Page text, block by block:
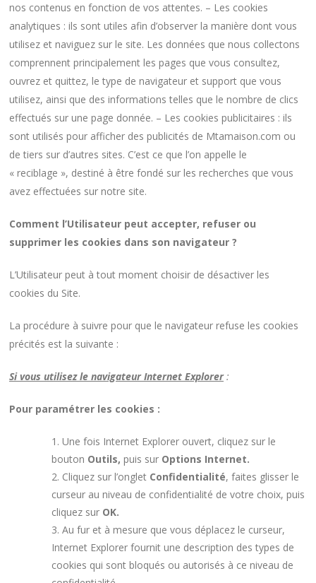
nos contenus en fonction de vos attentes. – Les cookies
analytiques : ils sont utiles afin d’observer la manière dont vous
utilisez et naviguez sur le site. Les données que nous collectons
comprennent principalement les pages que vous consultez,
ouvrez et quittez, le type de navigateur et support que vous
utilisez, ainsi que des informations telles que le nombre de clics
effectués sur une page donnée. – Les cookies publicitaires : ils
sont utilisés pour afficher des publicités de Mtamaison.com ou
de tiers sur d’autres sites. C’est ce que l’on appelle le
« reciblage », destiné à être fondé sur les recherches que vous
avez effectuées sur notre site.
Comment l’Utilisateur peut accepter, refuser ou
supprimer les cookies dans son navigateur ?
L’Utilisateur peut à tout moment choisir de désactiver les
cookies du Site.
La procédure à suivre pour que le navigateur refuse les cookies
précités est la suivante :
Si vous utilisez le navigateur Internet Explorer:
Pour paramétrer les cookies :
Une fois Internet Explorer ouvert, cliquez sur le
bouton Outils, puis sur Options Internet.
Cliquez sur l’onglet Confidentialité, faites glisser le
curseur au niveau de confidentialité de votre choix, puis
cliquez sur OK.
Au fur et à mesure que vous déplacez le curseur,
Internet Explorer fournit une description des types de
cookies qui sont bloqués ou autorisés à ce niveau de